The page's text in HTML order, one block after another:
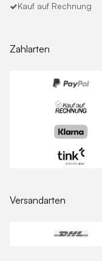
Kauf auf Rechnung
Zahlarten
Versandarten